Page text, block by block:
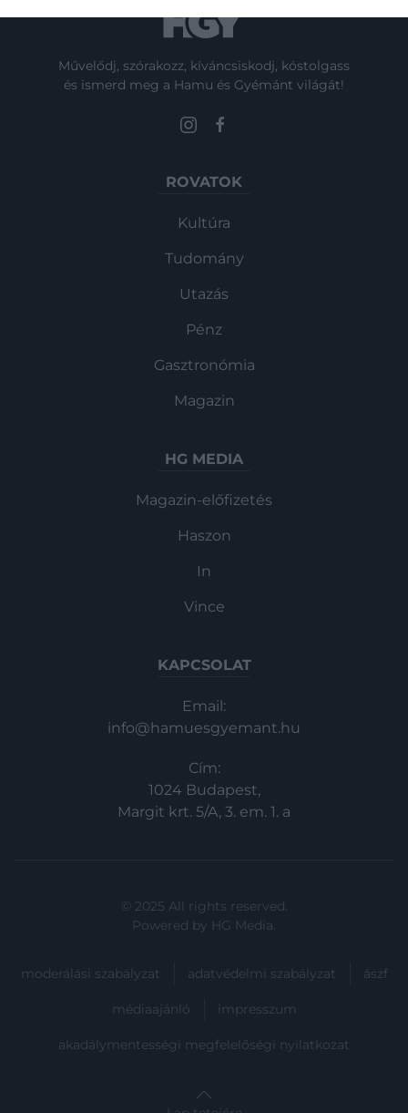
Művelődj, szórakozz, kíváncsiskodj, kóstolgass
és ismerd meg a Hamu és Gyémánt világát!
ROVATOK
Kultúra
Tudomány
Utazás
Pénz
Gasztronómia
Magazin
HG MEDIA
Magazin-előfizetés
Haszon
In
Vince
KAPCSOLAT
Email:
info@hamuesgyemant.hu
Cím:
1024 Budapest,
Margit krt. 5/A, 3. em. 1. a
© 2025 All rights reserved.
Powered by HG Media.
moderálási szabályzat adatvédelmi szabályzat ászf
médiaajánló impresszum
akadálymentességi megfelelőségi nyilatkozat